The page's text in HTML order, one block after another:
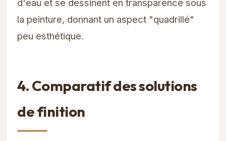
d'eau et se dessinent en transparence sous
la peinture, donnant un aspect "quadrillé"
peu esthétique.
4. Comparatif des solutions
de finition